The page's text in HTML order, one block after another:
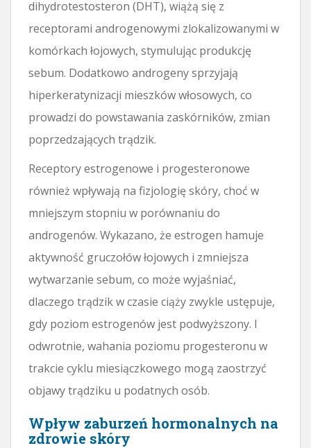
dihydrotestosteron (DHT), wiążą się z
receptorami androgenowymi zlokalizowanymi w
komórkach łojowych, stymulując produkcję
sebum. Dodatkowo androgeny sprzyjają
hiperkeratynizacji mieszków włosowych, co
prowadzi do powstawania zaskórników, zmian
poprzedzających trądzik.
Receptory estrogenowe i progesteronowe
również wpływają na fizjologię skóry, choć w
mniejszym stopniu w porównaniu do
androgenów. Wykazano, że estrogen hamuje
aktywność gruczołów łojowych i zmniejsza
wytwarzanie sebum, co może wyjaśniać,
dlaczego trądzik w czasie ciąży zwykle ustępuje,
gdy poziom estrogenów jest podwyższony. I
odwrotnie, wahania poziomu progesteronu w
trakcie cyklu miesiączkowego mogą zaostrzyć
objawy trądziku u podatnych osób.
Wpływ zaburzeń hormonalnych na
zdrowie skóry